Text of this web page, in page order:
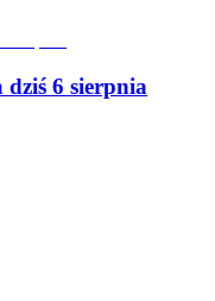
6 sierpnia